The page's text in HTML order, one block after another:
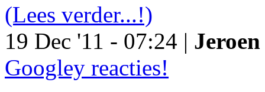
(Lees verder...!)
19 Dec '11 - 07:24 |
Googley reacties!